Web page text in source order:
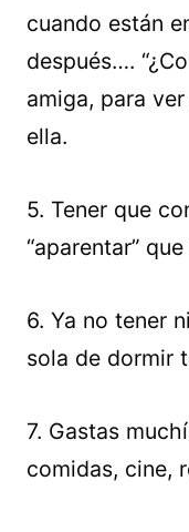
cuando están
después….
amiga, para
ella.
5. Tener que
“aparentar”
6. Ya no tener
sola de dormir
7. Gastas
comidas, cine,